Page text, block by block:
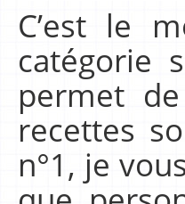
C’est le
catégorie
permet
recettes
n°1, je